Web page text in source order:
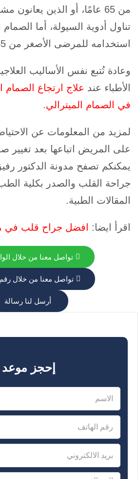
من 65 عامًا، أو الذين
تناول أدوية السيولة، أما
استخدامه للمرضى الأصغر من 65 عامًا.
وعادة تُتبع نفس الأساليب
الأطباء عند علاج ارتجاع الصمام
في الصمام الميترالي.
لمزيد من المعلومات عن
على المريض اتباعها بعد تغيير
يمكنكم تصفح مدونة الدكتور
جراحة القلب والصدر بكلية
المقالات الطبية.
اقرأ ايضا: افضل جراح قلب في
تواصل معنا من خلال
تواصل معنا من خلال
أرسل لنا رسالة
إحجز موعد